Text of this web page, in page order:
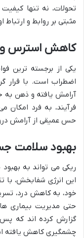
تحولات، نه تنها
مثبتی بر روابط و ارتباط
کاهش استرس و
یکی از برجسته ترین
اضطراب است. با قرار
آرامش یافته و ذهن به
فرآیند، به فرد
حس عمیقی از آرامش
بهبود سلامت
ریکی می تواند به
این انرژی شفابخش، با
خود، به کاهش درد،
حتی مدیریت بیماری
گزارش کرده اند که
چشمگیری کاهش یافته